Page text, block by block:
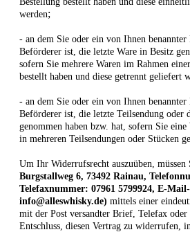
werden;
- an dem Sie oder ein von Ihnen
Beförderer ist, die letzte Ware in Besitz
sofern Sie mehrere Waren im Rahmen
bestellt haben und diese getrennt geliefert
- an dem Sie oder ein von Ihnen
Beförderer ist, die letzte Teilsendung oder
genommen haben bzw. hat, sofern Sie
in mehreren Teilsendungen oder Stücken
Um Ihr Widerrufsrecht auszuüben, müssen
Burgstallweg 6, 73492 Rainau,
Telefaxnummer: 07961 5799924, E-
info@alleswhisky.de) mittels einer
mit der Post versandter Brief, Telefax
Entschluss, diesen Vertrag zu widerrufen,